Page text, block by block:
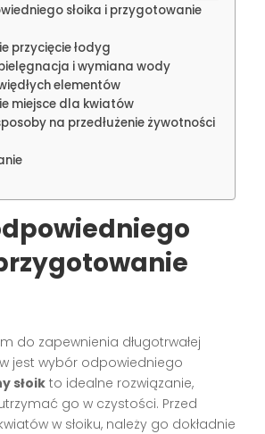
słoika i przygotowanie
przycięcie łodyg
i wymiana wody
elementów
miejsce dla kwiatów
na przedłużenie żywotności
do zapewnienia długotrwałej
jest wybór odpowiedniego
słoik to idealne rozwiązanie,
go w czystości. Przed
w słoiku, należy go dokładnie